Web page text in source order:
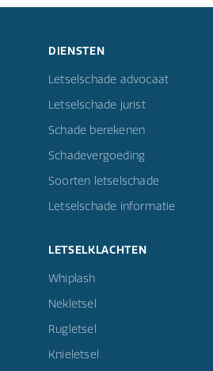
DIENSTEN
Letselschade advocaat
Letselschade jurist
Schade berekenen
Schadevergoeding
Soorten letselschade
Letselschade informatie
LETSELKLACHTEN
Whiplash
Nekletsel
Rugletsel
Knieletsel